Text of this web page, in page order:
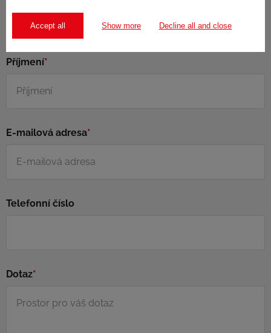
Accept all Show more Decline all and close
Příjmení*
E-mailová adresa*
Telefonní číslo
Dotaz*